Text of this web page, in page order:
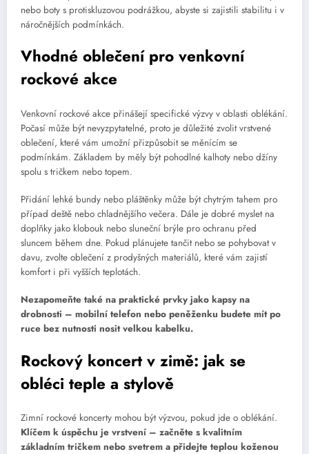
nebo boty s protiskluzovou podrážkou, abyste si zajistili stabilitu i v
náročnějších podmínkách.
Vhodné oblečení pro venkovní
rockové akce
Venkovní rockové akce přinášejí specifické výzvy v oblasti oblékání.
Počasí může být nevyzpytatelné, proto je důležité zvolit vrstvené
oblečení, které vám umožní přizpůsobit se měnícím se
podmínkám. Základem by měly být pohodlné kalhoty nebo džíny
spolu s tričkem nebo topem.
Přidání lehké bundy nebo pláštěnky může být chytrým tahem pro
případ deště nebo chladnějšího večera. Dále je dobré myslet na
doplňky jako klobouk nebo sluneční brýle pro ochranu před
sluncem během dne. Pokud plánujete tančit nebo se pohybovat v
davu, zvolte oblečení z prodyšných materiálů, které vám zajistí
komfort i při vyšších teplotách.
Nezapomeňte také na praktické prvky jako kapsy na
drobnosti – mobilní telefon nebo peněženku budete mít po
ruce bez nutnosti nosit velkou kabelku.
Rockový koncert v zimě: jak se
obléci teple a stylově
Zimní rockové koncerty mohou být výzvou, pokud jde o oblékání.
Klíčem k úspěchu je vrstvení – začněte s kvalitním
základním tričkem nebo svetrem a přidejte teplou koženou